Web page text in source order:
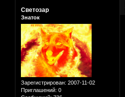
Светозар
Знаток
Зарегистрирован: 2007-11-02
Приглашений: 0